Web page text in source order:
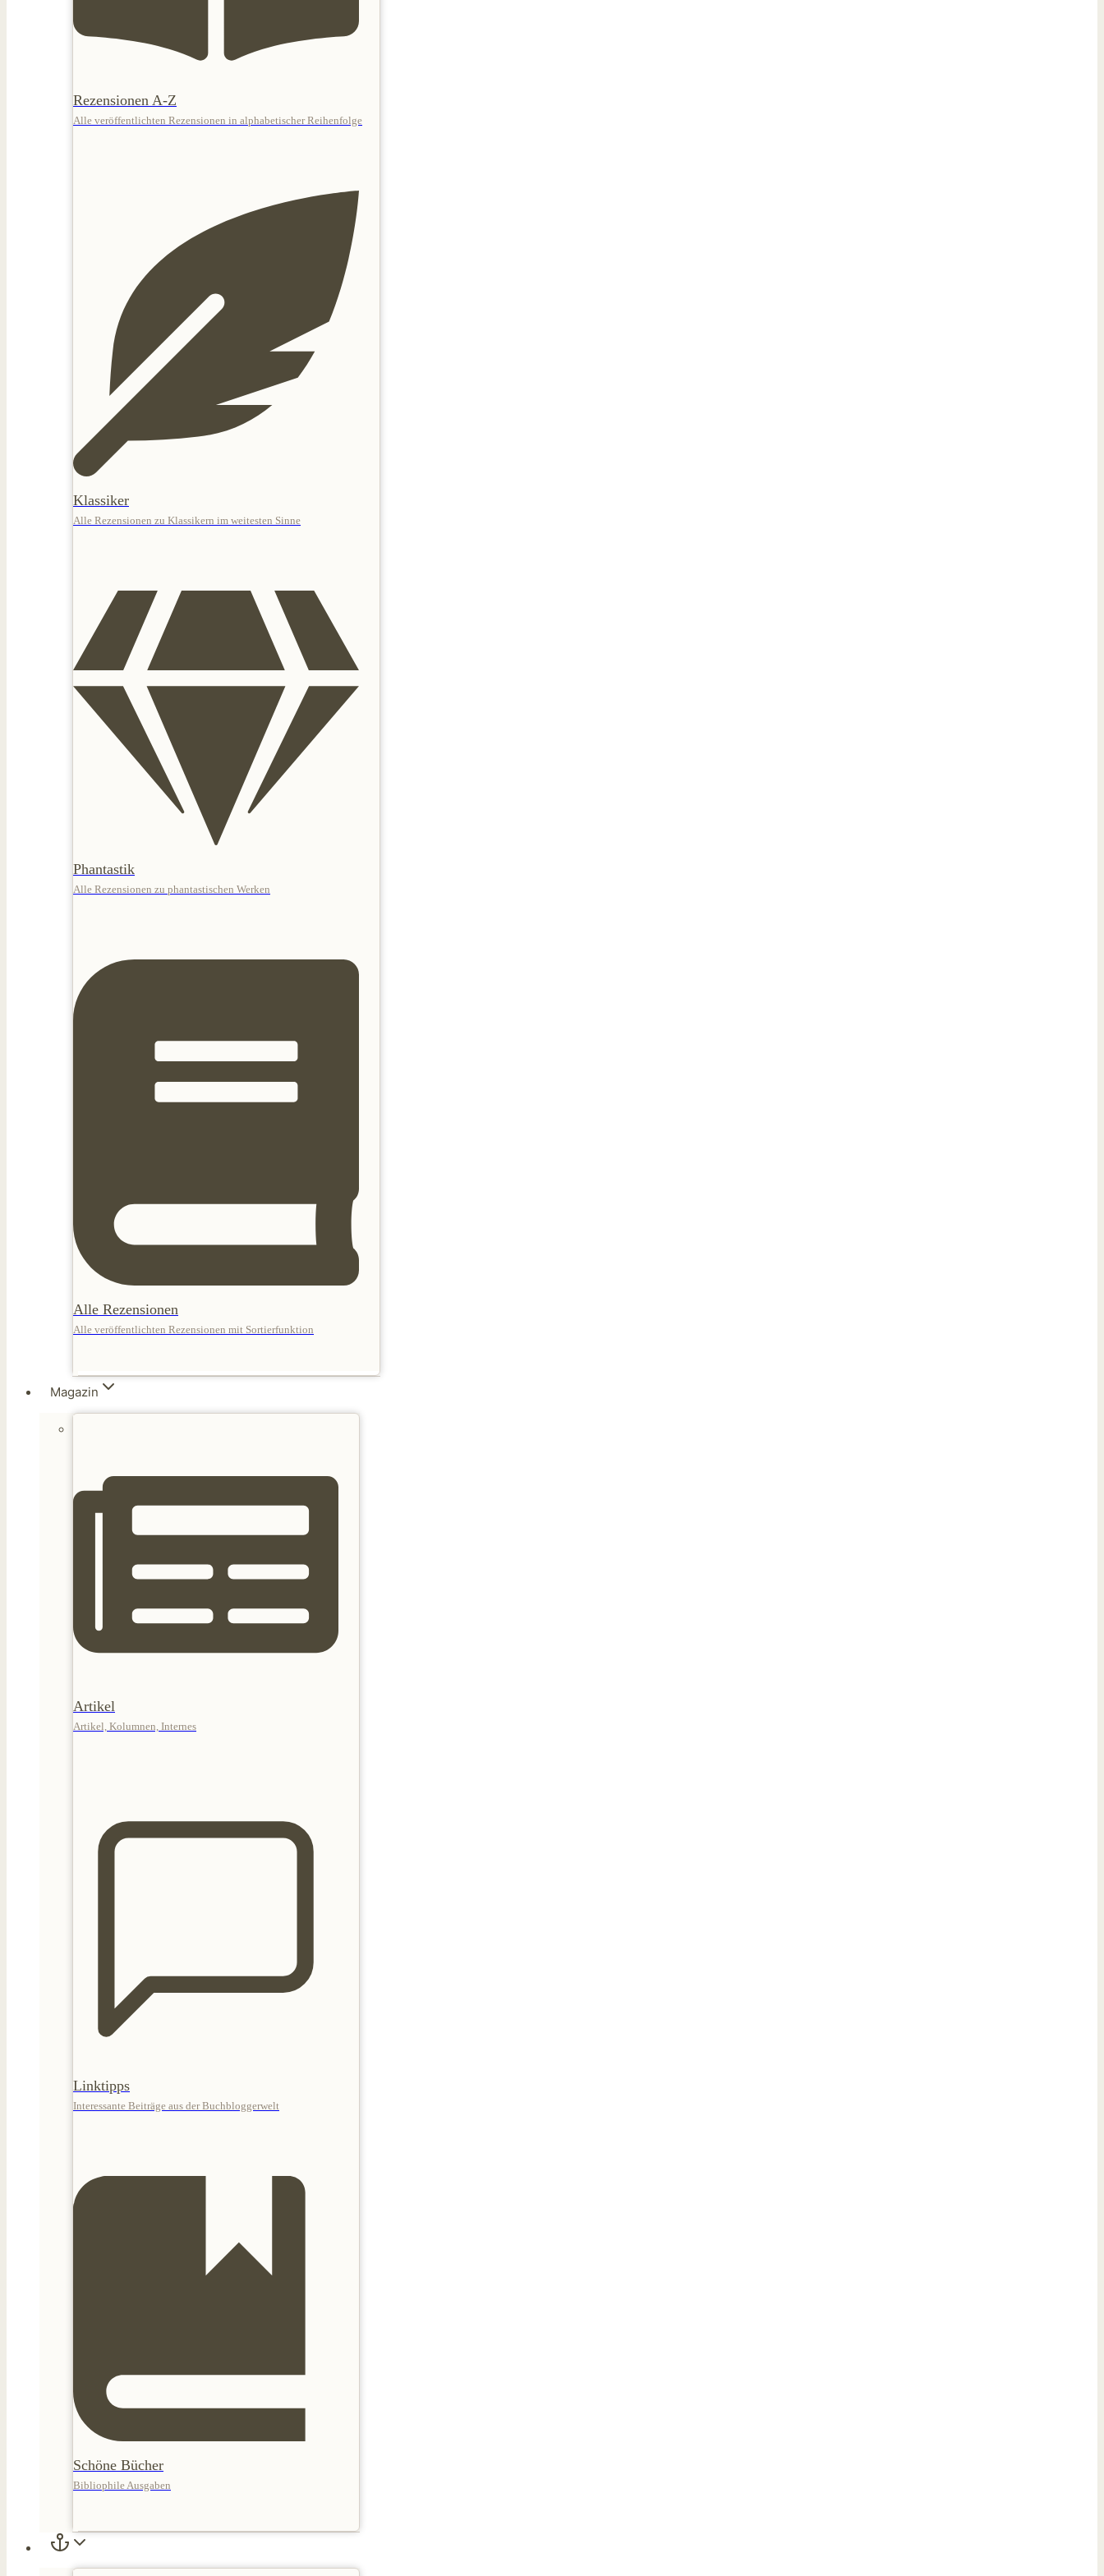
Rezensionen A-Z
Alle veröffentlichten Rezensionen in alphabetischer Reihenfolge
Klassiker
Alle Rezensionen zu Klassikern im weitesten Sinne
Phantastik
Alle Rezensionen zu phantastischen Werken
Alle Rezensionen
Alle veröffentlichten Rezensionen mit Sortierfunktion
Magazin
Artikel
Artikel, Kolumnen, Internes
Linktipps
Interessante Beiträge aus der Buchbloggerwelt
Schöne Bücher
Bibliophile Ausgaben